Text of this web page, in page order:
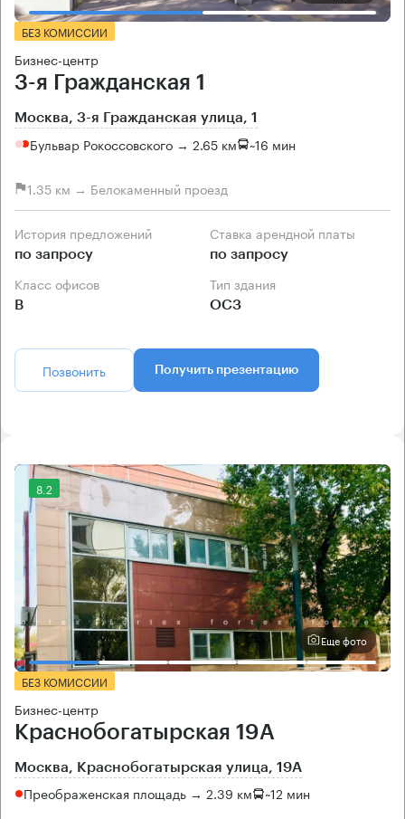
БЕЗ КОМИССИИ
Бизнес-центр
3-я Гражданская 1
Москва, 3-я Гражданская улица, 1
Бульвар Рокоссовского → 2.65 км ~16 мин
1.35 км → Белокаменный проезд
История предложений
по запросу
Ставка арендной платы
по запросу
Класс офисов
B
Тип здания
ОСЗ
Позвонить Получить презентацию
8.2
Еще фото
БЕЗ КОМИССИИ
Бизнес-центр
Краснобогатырская 19А
Москва, Краснобогатырская улица, 19А
Преображенская площадь → 2.39 км ~12 мин